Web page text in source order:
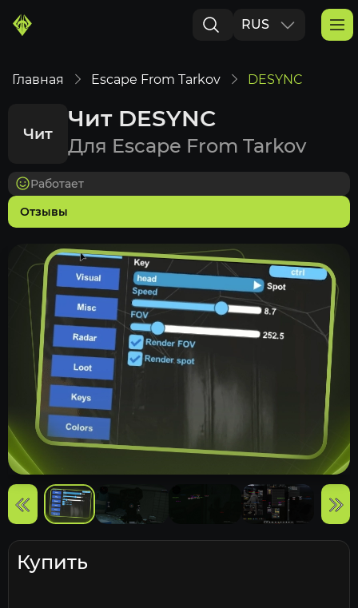
RUS
Главная Escape From Tarkov DESYNC
Чит
Чит DESYNC
Для Escape From Tarkov
Отзывы
Работает
Купить